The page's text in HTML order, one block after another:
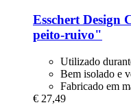
Esschert Design
peito-​ruivo"
Utilizado
Bem isolado e
Fabricado em
€ 27,49